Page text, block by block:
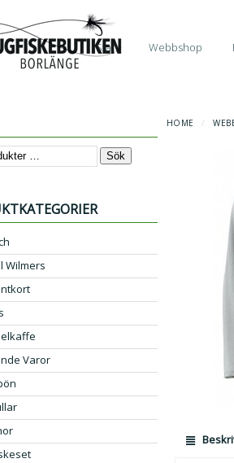
Start Webbshop
HOME /
Sök
Wilmers
Varor